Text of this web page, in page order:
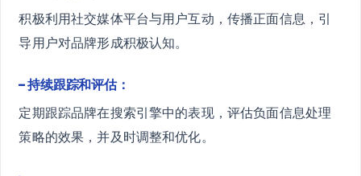
积极利用社交媒体平台与用户互动，传播正面信息，引
导用户对品牌形成积极认知。
– 持续跟踪和评估：
定期跟踪品牌在搜索引擎中的表现，评估负面信息处理
策略的效果，并及时调整和优化。